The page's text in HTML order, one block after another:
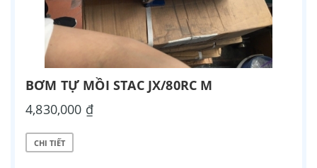
BƠM TỰ MỒI STAC JX/80RC M
4,830,000 ₫
CHI TIẾT